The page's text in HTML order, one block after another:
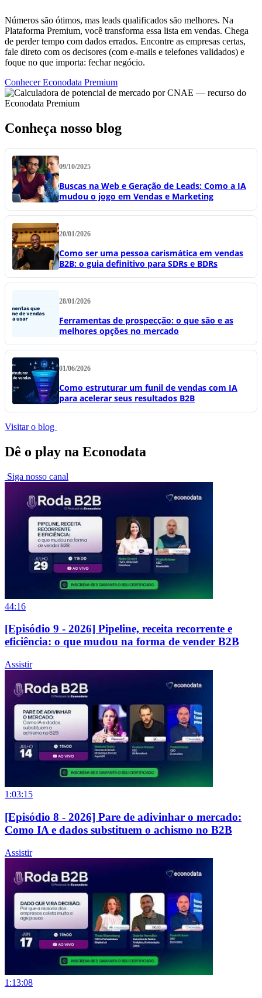
Números são ótimos, mas leads qualificados são melhores. Na
Plataforma Premium, você transforma essa lista em vendas. Chega
de perder tempo com dados errados. Encontre as empresas certas,
fale direto com os decisores (com e-mails e telefones validados) e
foque no que importa: fechar negócio.
Conhecer Econodata Premium
Conheça nosso blog
09/10/2025
Buscas na Web e Geração de Leads: Como a IA
mudou o jogo em Vendas e Marketing
20/01/2026
Como ser uma pessoa carismática em vendas
B2B: o guia definitivo para SDRs e BDRs
28/01/2026
Ferramentas de prospecção: o que são e as
melhores opções no mercado
01/06/2026
Como estruturar um funil de vendas com IA
para acelerar seus resultados B2B
Visitar o blog
Dê o play na Econodata
Siga nosso canal
44:16
[Episódio 9 - 2026] Pipeline, receita recorrente e
eficiência: o que mudou na forma de vender B2B
Assistir
1:03:15
[Episódio 8 - 2026] Pare de adivinhar o mercado:
Como IA e dados substituem o achismo no B2B
Assistir
1:13:08